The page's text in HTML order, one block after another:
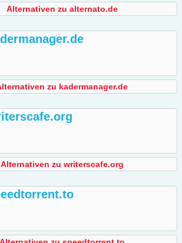
Alternativen zu alternato.de
zu kadermanager.de
Alternativen zu writerscafe.org